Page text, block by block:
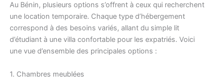
Au Bénin, plusieurs options s’offrent à ceux qui recherchent
une location temporaire. Chaque type d’hébergement
correspond à des besoins variés, allant du simple lit
d’étudiant à une villa confortable pour les expatriés. Voici
une vue d’ensemble des principales options :
1. Chambres meublées